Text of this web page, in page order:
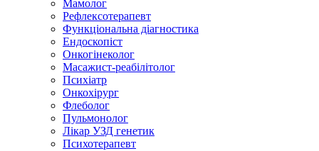
Мамолог
Рефлексотерапевт
Функціональна діагностика
Ендоскопіст
Онкогінеколог
Масажист-реабілітолог
Психіатр
Онкохірург
Флеболог
Пульмонолог
Лікар УЗД генетик
Психотерапевт